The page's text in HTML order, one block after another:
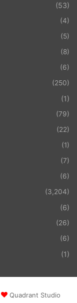
(53)
(4)
(5)
(8)
(6)
(250)
(1)
(79)
(22)
(1)
(7)
(6)
(3,204)
(6)
(26)
(6)
(1)
Quadrant Studio